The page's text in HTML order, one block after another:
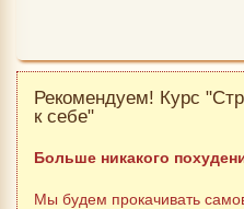
Рекомендуем! Курс
к себе"
Больше никакого
Мы будем прокачивать